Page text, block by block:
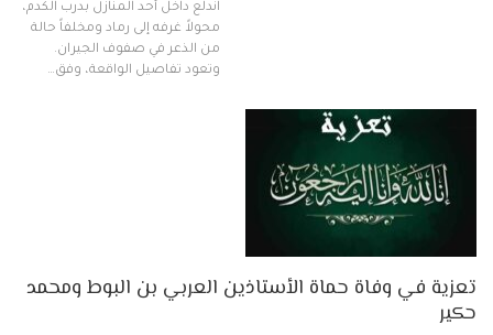
اندلع داخل أحد المنازل بدرب الكدم،
محولاً غرفه إلى رماد ومخلفاً حالة
من الذعر في صفوف الجيران.
وتعود تفاصيل الواقعة، وفق…
تعزية في وفاة حماة الأستاذين العربي بن البوط ومحمد
حكير